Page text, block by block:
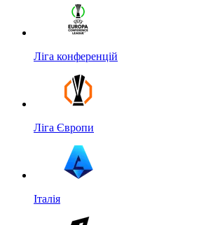
Ліга конференцій
Ліга Європи
Італія